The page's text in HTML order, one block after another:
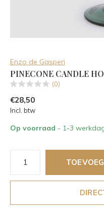
Enzo de Gasperi
PINECONE CANDLE
(0)
€28,50
Incl. btw
Op voorraad - 1-3